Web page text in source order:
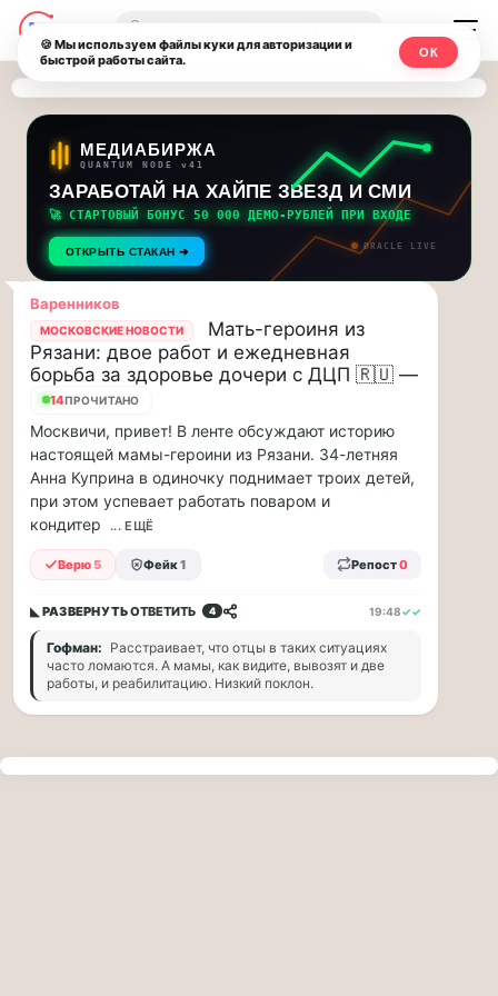
Последние
новости
и
обновления
потока:
Друзья,
приглашаем
на
музыкальную
прогулку
по
Москве
Чайковского!…
приглашаем
на
музыкальную
прогулку
по
Москве
Чайковского!
|
16:00
Петр
Ильич
из
Москвичи.net
—
Главный
столичный
чат-
мессенджер,
новости
и
инсайды
Москвы
🔍
МЕДИАБИРЖА
QUANTUM NODE v41
ЗАРАБОТАЙ НА ХАЙПЕ ЗВЕЗД И СМИ
🚀 СТАРТОВЫЙ БОНУС 50 000 ДЕМО-РУБЛЕЙ ПРИ ВХОДЕ
ОТКРЫТЬ СТАКАН ➔ ORACLE LIVE
Варенников
МОСКОВСКИЕ НОВОСТИ
Мать-героиня из
Рязани: двое работ и ежедневная
борьба за здоровье дочери с ДЦП 🇷🇺 —
14ПРОЧИТАНО
Москвичи, привет! В ленте обсуждают историю
настоящей мамы-героини из Рязани. 34-летняя
Анна Куприна в одиночку поднимает троих детей,
при этом успевает работать поваром и
кондитер
... ЕЩЁ
Верю 5 Фейк1 Репост0
◣ РАЗВЕРНУТЬОТВЕТИТЬ 4 19:48✓✓
Гофман: Расстраивает, что отцы в таких ситуациях
часто ломаются. А мамы, как видите, вывозят и две
работы, и реабилитацию. Низкий поклон.
🍪 Мы используем файлы куки для авторизации и
быстрой работы сайта.
ОК